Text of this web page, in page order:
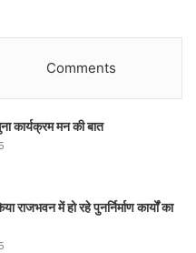
Comments
कार्यक्रम मन की बात
राजभवन में हो रहे पुनर्निर्माण कार्यों का